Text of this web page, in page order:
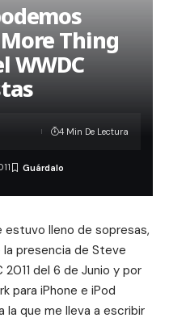
Thing
WWDC
4 Min De Lectura
estuvo lleno de sopresas,
presencia de Steve
del 6 de Junio y por
para iPhone e iPod
la que me lleva a escribir